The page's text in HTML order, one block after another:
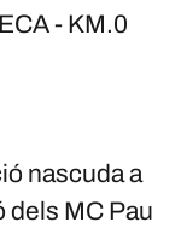
- KM.0
nascuda a
dels MC Pau